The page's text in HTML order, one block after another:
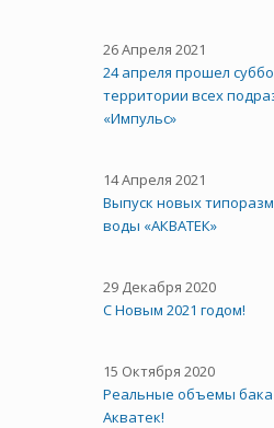
26 Апреля 2021
24 апреля прошел
территории всех
«Импульс»
14 Апреля 2021
Выпуск новых
воды «АКВАТЕК»
29 Декабря 2020
С Новым 2021 годом!
15 Октября 2020
Реальные объемы
Акватек!